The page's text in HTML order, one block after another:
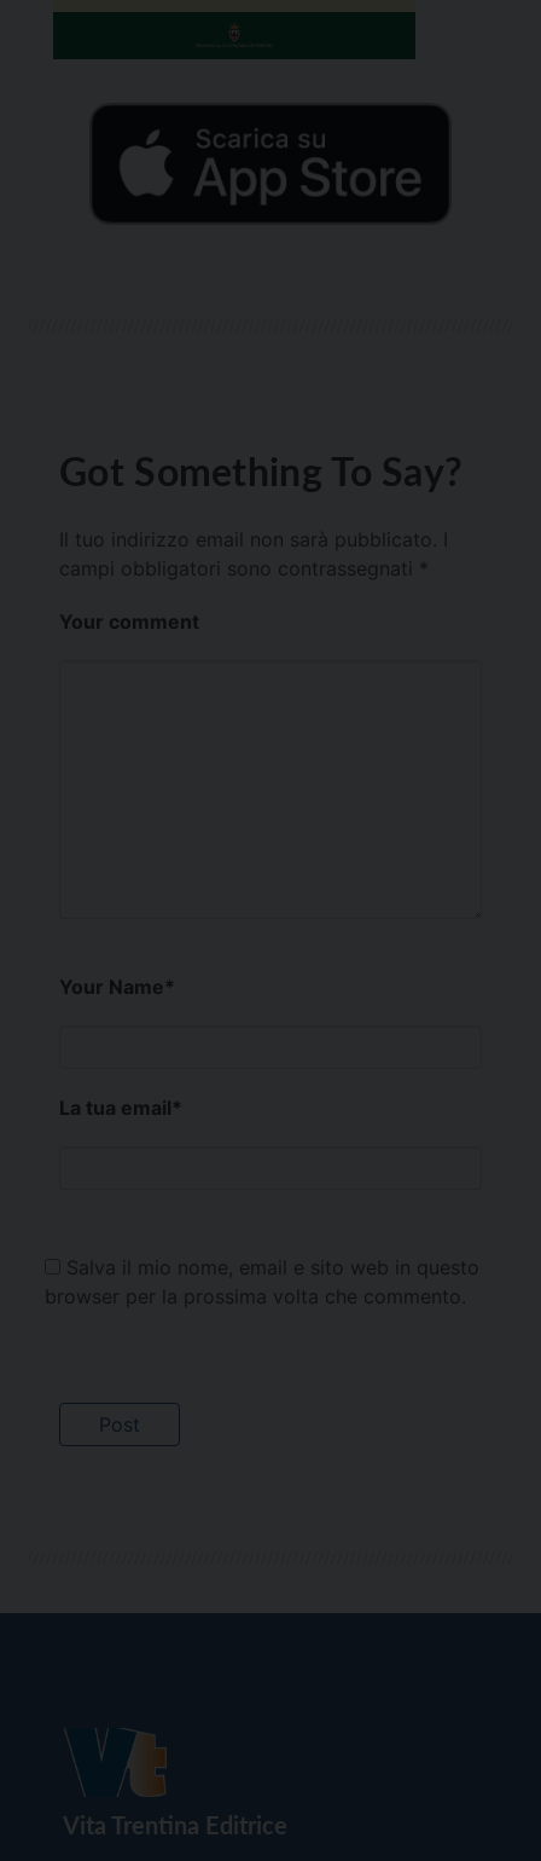
Got Something To Say?
Il tuo indirizzo email non sarà pubblicato.
campi obbligatori sono contrassegnati *
Your comment
Your Name*
La tua email*
Salva il mio nome, email e sito web in questo
browser per la prossima volta che commento.
Vita Trentina Editrice